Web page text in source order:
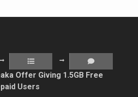
Offer Giving 1.5GB Free
Users